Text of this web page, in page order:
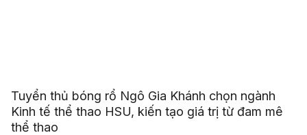
Tuyển thủ bóng rổ Ngô Gia Khánh chọn ngành
Kinh tế thể thao HSU, kiến tạo giá trị từ đam mê
thể thao